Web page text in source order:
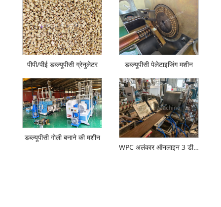
पीपी/पीई डब्ल्यूपीसी ग्रेनुलेटर डब्ल्यूपीसी पेलेटाइजिंग मशीन
डब्ल्यूपीसी गोली बनाने की मशीन
WPC अलंकार ऑनलाइन 3 डी एम्बॉसिंग मशीन